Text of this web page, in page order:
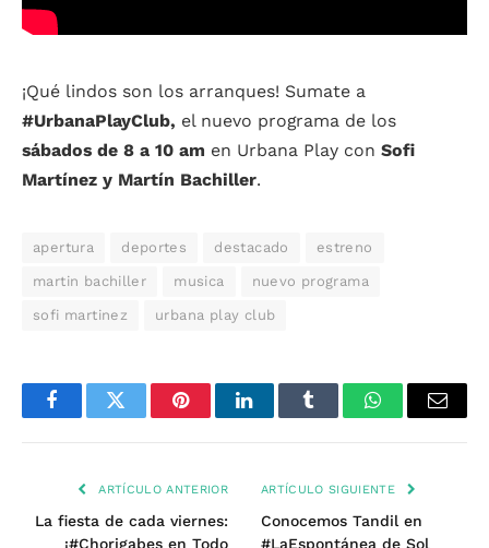
¡Qué lindos son los arranques! Sumate a
#UrbanaPlayClub, el nuevo programa de los
sábados de 8 a 10 am en Urbana Play con Sofi
Martínez y Martín Bachiller.
apertura deportes destacado estreno
martin bachiller musica nuevo programa
sofi martinez urbana play club
FacebookTwitter PinterestLinkedInTumblr WhatsAppEmail
ARTÍCULO ANTERIOR
La fiesta de cada viernes:
¡#Chorigabes en Todo
ARTÍCULO SIGUIENTE
Conocemos Tandil en
#LaEspontánea de Sol